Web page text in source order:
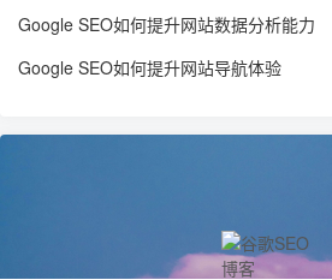
Google SEO如何提升网站数据分析能力
Google SEO如何提升网站导航体验